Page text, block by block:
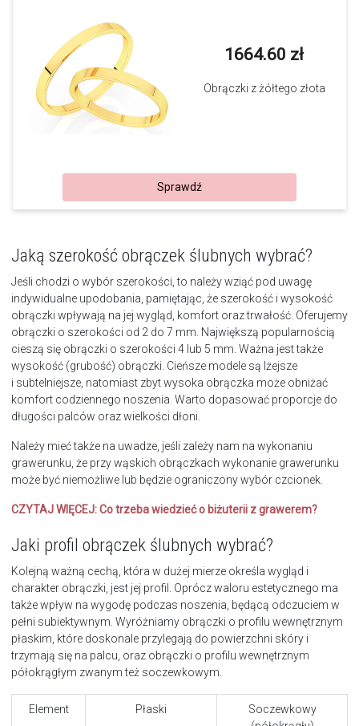
1664.60 zł
Obrączki z żółtego złota
Sprawdź
Jaką szerokość obrączek ślubnych wybrać?
Jeśli chodzi o wybór szerokości, to należy wziąć pod uwagę
indywidualne upodobania, pamiętając, że szerokość i wysokość
obrączki wpływają na jej wygląd, komfort oraz trwałość. Oferujemy
obrączki o szerokości od 2 do 7 mm. Największą popularnością
cieszą się obrączki o szerokości 4 lub 5 mm. Ważna jest także
wysokość (grubość) obrączki. Cieńsze modele są lżejsze
i subtelniejsze, natomiast zbyt wysoka obrączka może obniżać
komfort codziennego noszenia. Warto dopasować proporcje do
długości palców oraz wielkości dłoni.
Należy mieć także na uwadze, jeśli zależy nam na wykonaniu
grawerunku, że przy wąskich obrączkach wykonanie grawerunku
może być niemożliwe lub będzie ograniczony wybór czcionek.
CZYTAJ WIĘCEJ:Co trzeba wiedzieć o biżuterii z grawerem?
Jaki profil obrączek ślubnych wybrać?
Kolejną ważną cechą, która w dużej mierze określa wygląd i
charakter obrączki, jest jej profil. Oprócz waloru estetycznego ma
także wpływ na wygodę podczas noszenia, będącą odczuciem w
pełni subiektywnym. Wyróżniamy obrączki o profilu wewnętrznym
płaskim, które doskonale przylegają do powierzchni skóry i
trzymają się na palcu, oraz obrączki o profilu wewnętrznym
półokrągłym zwanym też soczewkowym.
Element Płaski
Soczewkowy